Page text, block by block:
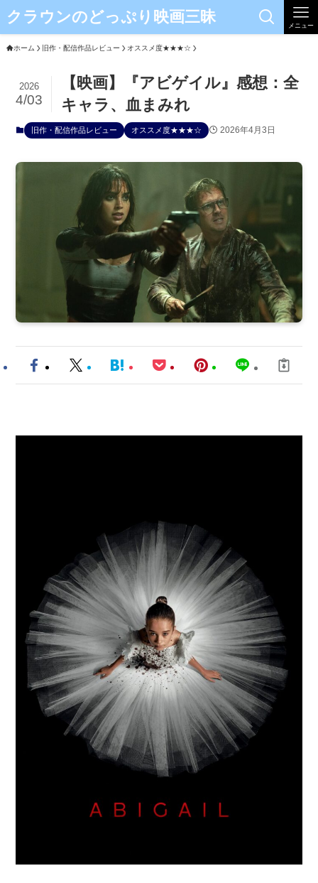
クラウンのどっぷり映画三昧 メニュー
ホーム 旧作・配信作品レビュー オススメ度★★★☆
【映画】『アビゲイル』感想：全
キャラ、血まみれ
2026
4/03
旧作・配信作品レビュー オススメ度★★★☆ 2026年4月3日